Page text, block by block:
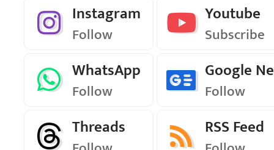
Instagram
Follow
Youtube
Subscribe
WhatsApp
Follow
Google
Follow
Threads RSS Feed